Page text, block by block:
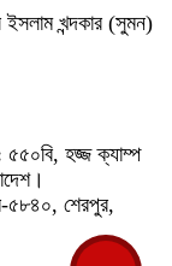
ইসলাম খন্দকার (সুমন)
৫৫০বি, হজ্জ ক্যাম্প
৫৮৪০, শেরপুর,